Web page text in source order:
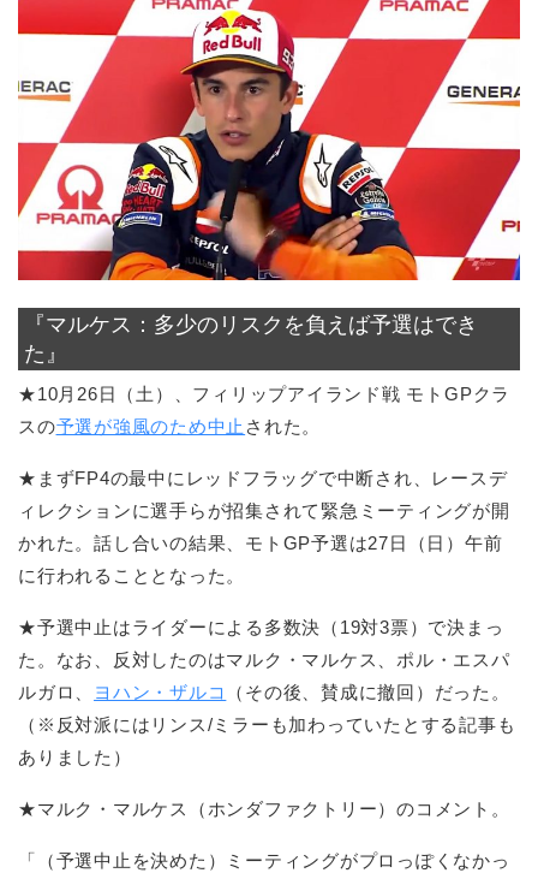
『マルケス：多少のリスクを負えば予選はでき
た』
★10月26日（土）、フィリップアイランド戦 モトGPクラ
スの予選が強風のため中止 された。
★まずFP4の最中にレッドフラッグで中断され、レースデ
ィレクションに選手らが招集されて緊急ミーティングが開
かれた。話し合いの結果、モトGP予選は27日（日）午前
に行われることとなった。
★予選中止はライダーによる多数決（19対3票）で決まっ
た。なお、反対したのはマルク・マルケス、ポル・エスパ
ルガロ、
ヨハン・ザルコ
（その後、賛成に撤回）だった。
（※反対派にはリンス/ミラーも加わっていたとする記事も
ありました）
★マルク・マルケス（ホンダファクトリー）のコメント。
「（予選中止を決めた）ミーティングがプロっぽくなかっ